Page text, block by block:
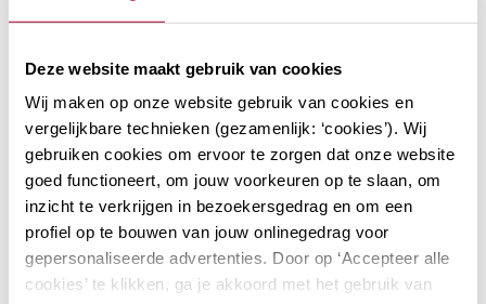
Deze website maakt gebruik van cookies
Wij maken op onze website gebruik van cookies en
vergelijkbare technieken (gezamenlijk: ‘cookies’). Wij
gebruiken cookies om ervoor te zorgen dat onze website
goed functioneert, om jouw voorkeuren op te slaan, om
inzicht te verkrijgen in bezoekersgedrag en om een
profiel op te bouwen van jouw onlinegedrag voor
gepersonaliseerde advertenties. Door op ‘Accepteer alle
cookies’ te klikken, ga je akkoord met het gebruik van
Aanmerkelijk belang en
terbeschikkingstellingsregeling
De kans is groot dat aandeelhouders met
een aanmerkelijk belang onderdeel zijn
van jouw klantenbestand. Als adviseur
ben je natuurlijk op de hoogte van de
laatste ontwikkelingen. Bij RB Academy…